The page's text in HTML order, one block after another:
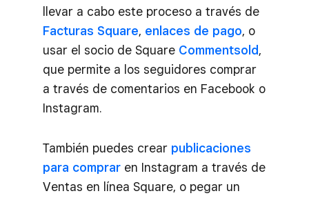
llevar a cabo este proceso a través de
Facturas Square, enlaces de pago, o
usar el socio de Square Commentsold,
que permite a los seguidores comprar
a través de comentarios en Facebook o
Instagram.
También puedes crear publicaciones
para comprar en Instagram a través de
Ventas en línea Square, o pegar un